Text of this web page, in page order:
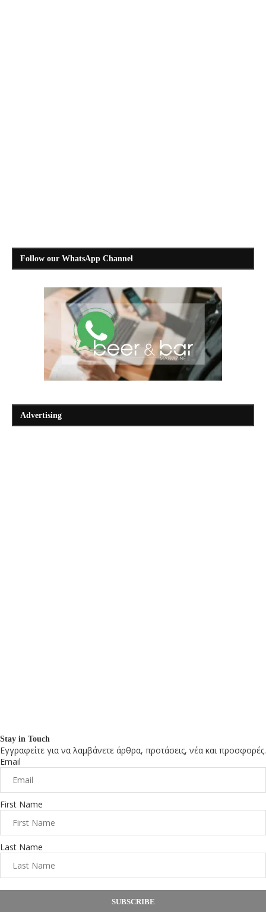
Follow our WhatsApp Channel
Advertising
Stay in Touch
Εγγραφείτε για να λαμβάνετε άρθρα, προτάσεις, νέα και προσφορές.
Email
First Name
Last Name
SUBSCRIBE